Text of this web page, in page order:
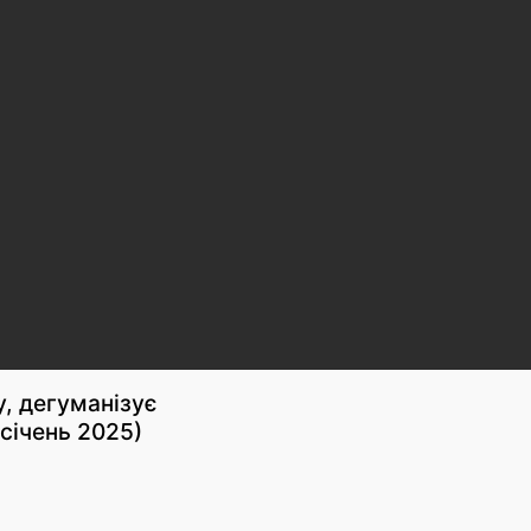
дегуманізує
2025)